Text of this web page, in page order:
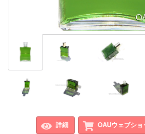
詳細
OAUウェブショ